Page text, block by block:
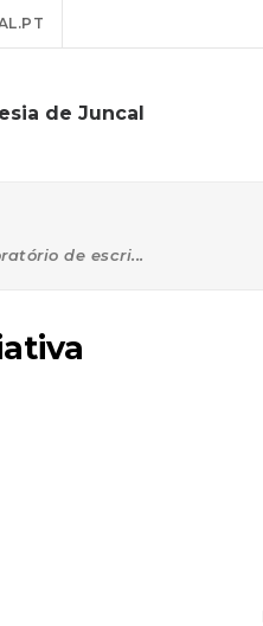
de Juncal
de escri...